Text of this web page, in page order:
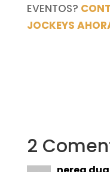
EVENTOS?
JOCKEYS
2